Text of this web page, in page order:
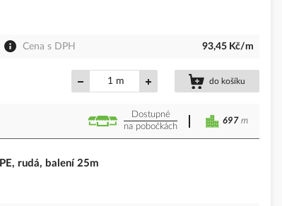
Cena s DPH 93,45 Kč/m
m do košíku
Dostupné
na pobočkách
697 m
rudá, balení 25m